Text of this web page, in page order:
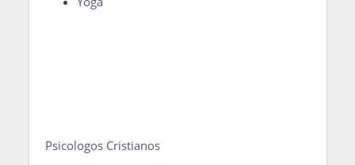
Psicologos Cristianos